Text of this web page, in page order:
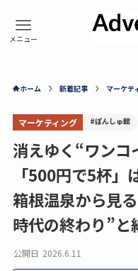
ホーム 新着記事 マーケテ
マーケティング #ぽんしゅ館
消えゆく“ワン
「500円で5杯
箱根温泉から見
時代の終わり”と
公開日 2026.6.11